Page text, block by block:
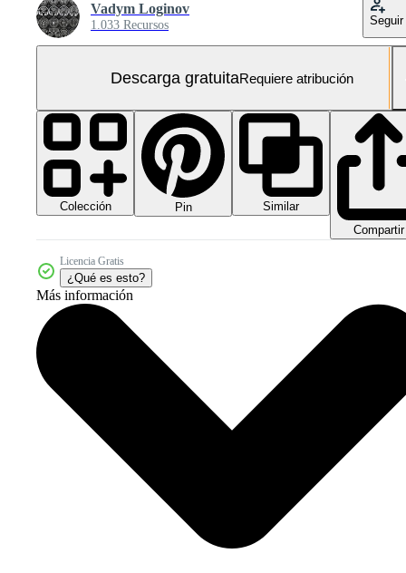
Vadym Loginov
1.033 Recursos Seguir
Descarga gratuitaRequiere atribución
Colección Pin
Similar
Compartir
Licencia Gratis
¿Qué es esto?
Más información